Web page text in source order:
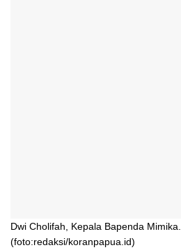
Dwi Cholifah, Kepala Bapenda Mimika.
(foto:redaksi/koranpapua.id)